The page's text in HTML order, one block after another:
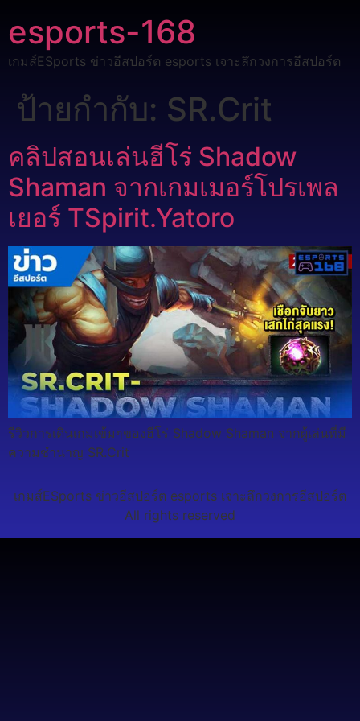
esports-168
เกมส์ESports ข่าวอีสปอร์ต esports เจาะลึกวงการอีสปอร์ต
ป้ายกำกับ: SR.Crit
คลิปสอนเล่นฮีโร่ Shadow
Shaman จากเกมเมอร์โปรเพล
เยอร์ TSpirit.Yatoro
รีวิวการเดินเกมเข้มๆของฮีโร่ Shadow Shaman จากผู้เล่นที่มี
ความชำนาญ SR.Crit
เกมส์ESports ข่าวอีสปอร์ต esports เจาะลึกวงการอีสปอร์ต
All rights reserved